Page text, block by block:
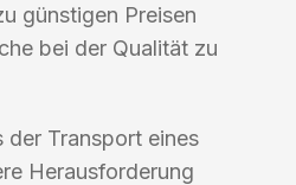
günstigen Preisen
bei der Qualität zu
der Transport eines
Herausforderung